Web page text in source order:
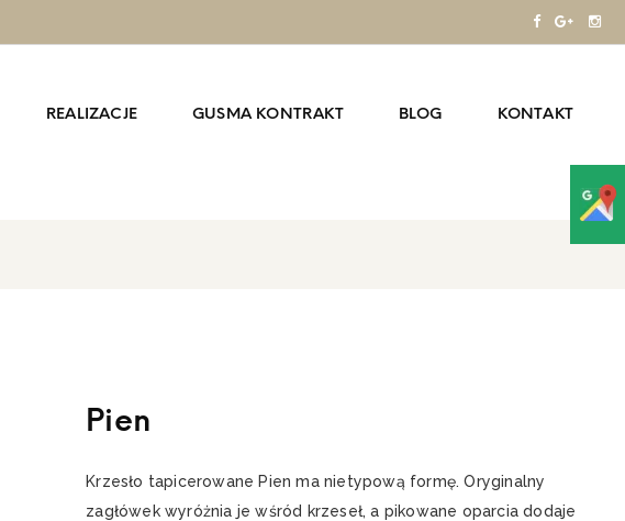
REALIZACJE GUSMA KONTRAKT BLOG KONTAKT
Pien
Krzesło tapicerowane Pien ma nietypową formę. Oryginalny
zagłówek wyróżnia je wśród krzeseł, a pikowane oparcia dodaje